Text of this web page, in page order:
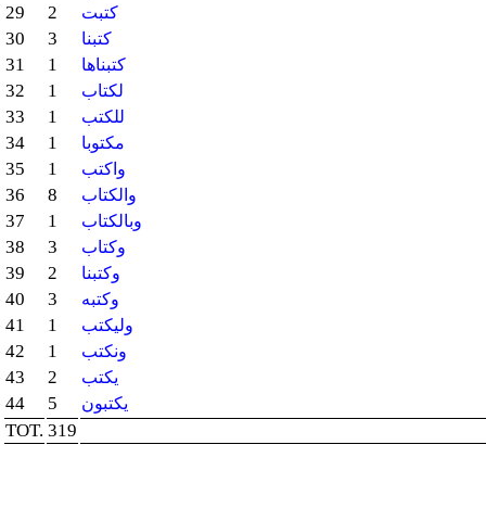
29 2 كتبت
30 3 كتبنا
31 1 كتبناها
32 1 لكتاب
33 1 للكتب
34 1 مكتوبا
35 1 واكتب
36 8 والكتاب
37 1 وبالكتاب
38 3 وكتاب
39 2 وكتبنا
40 3 وكتبه
41 1 وليكتب
42 1 ونكتب
43 2 يكتب
44 5 يكتبون
TOT. 319